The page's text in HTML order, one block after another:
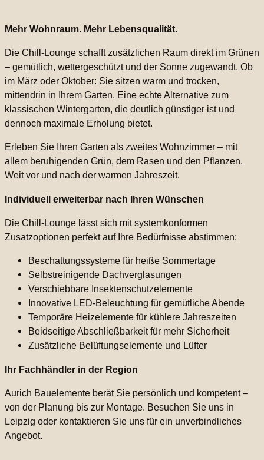
Mehr Wohnraum. Mehr Lebensqualität.
Die Chill-Lounge schafft zusätzlichen Raum direkt im Grünen
– gemütlich, wettergeschützt und der Sonne zugewandt. Ob
im März oder Oktober: Sie sitzen warm und trocken,
mittendrin in Ihrem Garten. Eine echte Alternative zum
klassischen Wintergarten, die deutlich günstiger ist und
dennoch maximale Erholung bietet.
Erleben Sie Ihren Garten als zweites Wohnzimmer – mit
allem beruhigenden Grün, dem Rasen und den Pflanzen.
Weit vor und nach der warmen Jahreszeit.
Individuell erweiterbar nach Ihren Wünschen
Die Chill-Lounge lässt sich mit systemkonformen
Zusatzoptionen perfekt auf Ihre Bedürfnisse abstimmen:
Beschattungssysteme für heiße Sommertage
Selbstreinigende Dachverglasungen
Verschiebbare Insektenschutzelemente
Innovative LED-Beleuchtung für gemütliche Abende
Temporäre Heizelemente für kühlere Jahreszeiten
Beidseitige Abschließbarkeit für mehr Sicherheit
Zusätzliche Belüftungselemente und Lüfter
Ihr Fachhändler in der Region
Aurich Bauelemente berät Sie persönlich und kompetent –
von der Planung bis zur Montage. Besuchen Sie uns in
Leipzig oder kontaktieren Sie uns für ein unverbindliches
Angebot.